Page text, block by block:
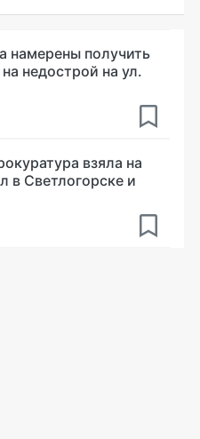
намерены получить
недострой на ул.
взяла на
в Светлогорске и